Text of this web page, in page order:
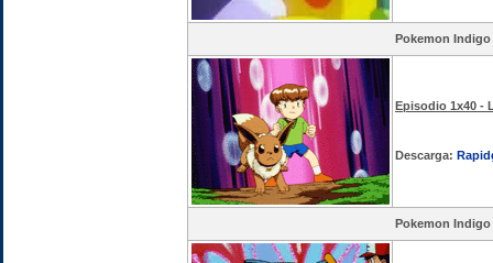
Pokemon Indigo
Episodio 1x40 -
Descarga:
Pokemon Indigo